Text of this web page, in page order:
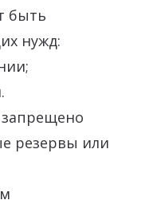
быть
нужд:
резервы или